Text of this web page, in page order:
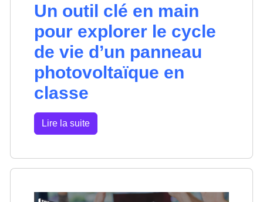
Un outil clé en main
pour explorer le cycle
de vie d’un panneau
photovoltaïque en
classe
Lire la suite